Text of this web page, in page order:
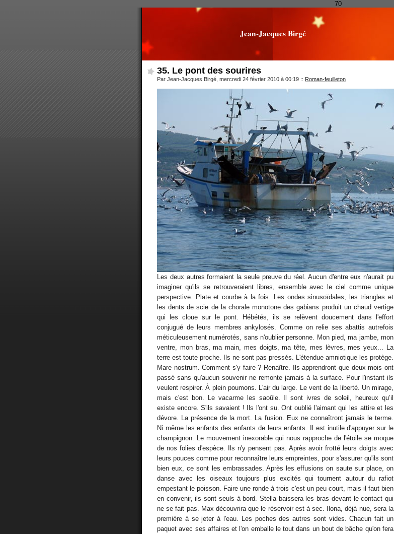
70
Jean-Jacques Birgé
35. Le pont des sourires
Par Jean-Jacques Birgé, mercredi 24 février 2010 à 00:19 :: Roman-feuilleton
Les deux autres formaient la seule preuve du réel. Aucun d'entre eux n'aurait pu
imaginer qu'ils se retrouveraient libres, ensemble avec le ciel comme unique
perspective. Plate et courbe à la fois. Les ondes sinusoïdales, les triangles et
les dents de scie de la chorale monotone des gabians produit un chaud vertige
qui les cloue sur le pont. Hébétés, ils se relèvent doucement dans l'effort
conjugué de leurs membres ankylosés. Comme on relie ses abattis autrefois
méticuleusement numérotés, sans n'oublier personne. Mon pied, ma jambe, mon
ventre, mon bras, ma main, mes doigts, ma tête, mes lèvres, mes yeux... La
terre est toute proche. Ils ne sont pas pressés. L'étendue amniotique les protège.
Mare nostrum. Comment s'y faire ? Renaître. Ils apprendront que deux mois ont
passé sans qu'aucun souvenir ne remonte jamais à la surface. Pour l'instant ils
veulent respirer. À plein poumons. L'air du large. Le vent de la liberté. Un mirage,
mais c'est bon. Le vacarme les saoûle. Il sont ivres de soleil, heureux qu’il
existe encore. S'ils savaient ! Ils l'ont su. Ont oublié l'aimant qui les attire et les
dévore. La présence de la mort. La fusion. Eux ne connaîtront jamais le terme.
Ni même les enfants des enfants de leurs enfants. Il est inutile d'appuyer sur le
champignon. Le mouvement inexorable qui nous rapproche de l'étoile se moque
de nos folies d'espèce. Ils n'y pensent pas. Après avoir frotté leurs doigts avec
leurs pouces comme pour reconnaître leurs empreintes, pour s'assurer qu'ils sont
bien eux, ce sont les embrassades. Après les effusions on saute sur place, on
danse avec les oiseaux toujours plus excités qui tournent autour du rafiot
empestant le poisson. Faire une ronde à trois c'est un peu court, mais il faut bien
en convenir, ils sont seuls à bord. Stella baissera les bras devant le contact qui
ne se fait pas. Max découvrira que le réservoir est à sec. Ilona, déjà nue, sera la
première à se jeter à l'eau. Les poches des autres sont vides. Chacun fait un
paquet avec ses affaires et l'on emballe le tout dans un bout de bâche qu'on fera